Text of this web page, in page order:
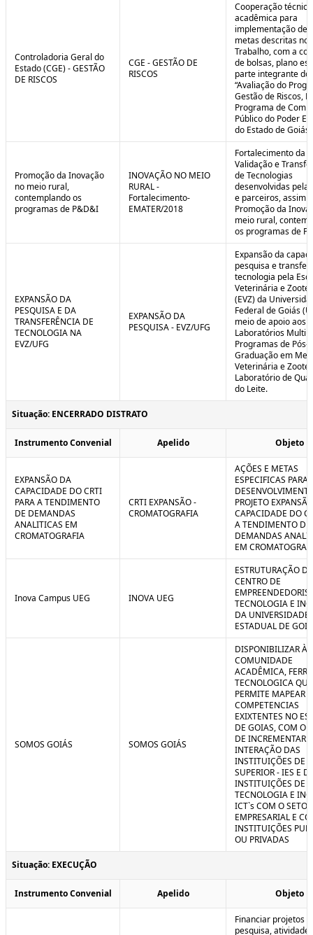
Controladoria Geral do
Estado (CGE) - GESTÃO
DE RISCOS
CGE - GESTÃO DE
RISCOS
Cooperação
acadêmica para
implementação de
metas descritas no
Trabalho, com a
de bolsas, plano
parte integrante do
“Avaliação do
Gestão de Riscos,
Programa de
Público do Poder
do Estado de
Promoção da Inovação
no meio rural,
contemplando os
programas de P&D&I
INOVAÇÃO NO MEIO
RURAL -
Fortalecimento-
EMATER/2018
Fortalecimento da
Validação e
de Tecnologias
desenvolvidas pela
e parceiros, assim
Promoção da
meio rural,
os programas de
EXPANSÃO DA
PESQUISA E DA
TRANSFERÊNCIA DE
TECNOLOGIA NA
EVZ/UFG
EXPANSÃO DA
PESQUISA - EVZ/UFG
Expansão da
pesquisa e
tecnologia pela
Veterinária e
(EVZ) da
Federal de Goiás
meio de apoio aos
Laboratórios
Programas de Pós-
Graduação em
Veterinária e
Laboratório de
do Leite.
Situação: ENCERRADO DISTRATO
Instrumento Convenial Apelido Objeto
EXPANSÃO DA
CAPACIDADE DO CRTI
PARA A TENDIMENTO
DE DEMANDAS
ANALITICAS EM
CROMATOGRAFIA
CRTI EXPANSÃO -
CROMATOGRAFIA
AÇÕES E METAS
ESPECIFICAS PARA
PROJETO
CAPACIDADE DO
A TENDIMENTO DE
DEMANDAS
EM
Inova Campus UEG INOVA UEG
ESTRUTURAÇÃO
CENTRO DE
TECNOLOGIA E
DA UNIVERSIDADE
ESTADUAL DE
SOMOS GOIÁS SOMOS GOIÁS
DISPONIBILIZAR À
COMUNIDADE
ACADÊMICA,
TECNOLOGICA QUE
PERMITE MAPEAR
COMPETENCIAS
EXIXTENTES NO
DE GOIAS, COM O
DE INCREMENTAR A
INTERAÇÃO DAS
INSTITUIÇÕES DE
SUPERIOR - IES E
INSTITUIÇÕES DE
TECNOLOGIA E
ICT`s COM O SETOR
EMPRESARIAL E
INSTITUIÇÕES
OU PRIVADAS
Situação: EXECUÇÃO
Instrumento Convenial Apelido Objeto
Financiar projetos
pesquisa,